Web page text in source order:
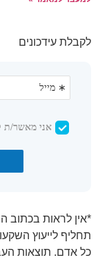
לקבלת עידכונים
*אין לראות בכתוב
תחליף לייעוץ
כל אדם. תוצאות